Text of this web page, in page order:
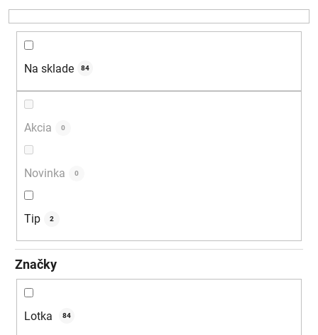
r
o
Na sklade 84
Akcia 0
Novinka 0
Tip 2
Značky
Lotka 84